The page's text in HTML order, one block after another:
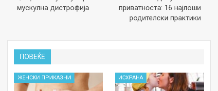
мускулна дистрофија
приватноста: 16 најлоши
родителски практики
ПОВЕЌЕ
ЖЕНСКИ ПРИКАЗНИ ИСХРАНА